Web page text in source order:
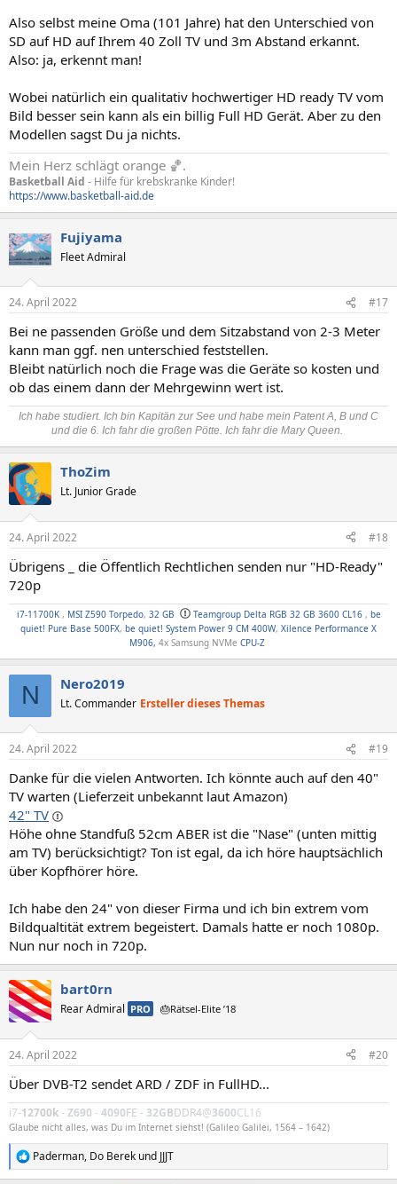
Also selbst meine Oma (101 Jahre) hat den Unterschied von
SD auf HD auf Ihrem 40 Zoll TV und 3m Abstand erkannt.
Also: ja, erkennt man!
Wobei natürlich ein qualitativ hochwertiger HD ready TV vom
Bild besser sein kann als ein billig Full HD Gerät. Aber zu den
Modellen sagst Du ja nichts.
Mein Herz schlägt orange 🏀.
Basketball Aid - Hilfe für krebskranke Kinder!
https://www.basketball-aid.de
Fujiyama
Fleet Admiral
24. April 2022 #17
Bei ne passenden Größe und dem Sitzabstand von 2-3 Meter
kann man ggf. nen unterschied feststellen.
Bleibt natürlich noch die Frage was die Geräte so kosten und
ob das einem dann der Mehrgewinn wert ist.
Ich habe studiert. Ich bin Kapitän zur See und habe mein Patent A, B und C
und die 6. Ich fahr die großen Pötte. Ich fahr die Mary Queen.
ThoZim
Lt. Junior Grade
24. April 2022 #18
Übrigens _ die Öffentlich Rechtlichen senden nur "HD-Ready"
720p
i7-11700K, MSI Z590 Torpedo, 32 GB Teamgroup Delta RGB 32 GB 3600 CL16, be
quiet! Pure Base 500FX, be quiet! System Power 9 CM 400W, Xilence Performance X
M906, 4x Samsung NVMe CPU-Z
N Nero2019
Lt. Commander Ersteller dieses Themas
24. April 2022 #19
Danke für die vielen Antworten. Ich könnte auch auf den 40"
TV warten (Lieferzeit unbekannt laut Amazon)
42" TV
Höhe ohne Standfuß 52cm ABER ist die "Nase" (unten mittig
am TV) berücksichtigt? Ton ist egal, da ich höre hauptsächlich
über Kopfhörer höre.
Ich habe den 24" von dieser Firma und ich bin extrem vom
Bildqualtität extrem begeistert. Damals hatte er noch 1080p.
Nun nur noch in 720p.
bart0rn
Rear Admiral PRO 🎂Rätsel-Elite ’18
24. April 2022 #20
Über DVB-T2 sendet ARD / ZDF in FullHD...
i7-12700k - Z690 - 4090FE - 32GBDDR4@3600CL16
Glaube nicht alles, was Du im Internet siehst! (Galileo Galilei, 1564 – 1642)
R
e
Paderman, Do Berek und JJJT